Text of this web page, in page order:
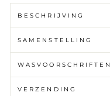
BESCHRIJVING
SAMENSTELLING
WASVOORSCHRIFTEN
VERZENDING